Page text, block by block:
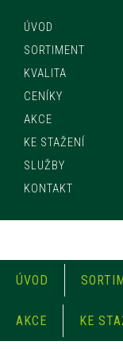
ÚVOD
SORTIMENT
KVALITA
CENÍKY
AKCE
KE STAŽENÍ
SLUŽBY
KONTAKT
ÚVOD
AKCE KE